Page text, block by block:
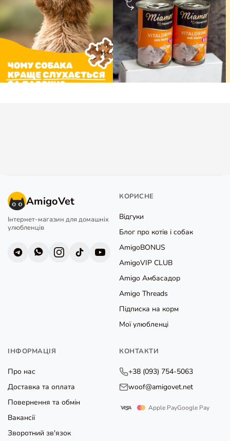
AmigoVet
Інтернет-магазин для домашніх
улюбленців
КОРИСНЕ
Відгуки
Блог про котів і собак
AmigoBONUS
AmigoVIP CLUB
Amigo Амбасадор
Amigo Threads
Підписка на корм
Мої улюбленці
ІНФОРМАЦІЯ
Про нас
Доставка та оплата
Повернення та обмін
Вакансії
Зворотний зв'язок
КОНТАКТИ
+38 (093) 754-5063
woof@amigovet.net
Apple PayGoogle Pay